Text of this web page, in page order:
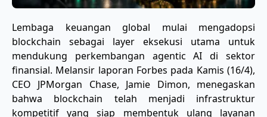
​Lembaga keuangan global mulai mengadopsi
blockchain sebagai layer eksekusi utama untuk
mendukung perkembangan agentic AI di sektor
finansial. Melansir laporan Forbes pada Kamis (16/4),
CEO JPMorgan Chase, Jamie Dimon, menegaskan
bahwa blockchain telah menjadi infrastruktur
kompetitif yang siap membentuk ulang layanan